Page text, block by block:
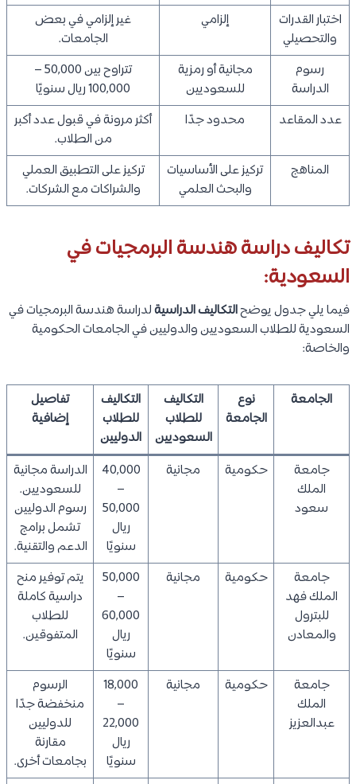
اختبار القدرات
والتحصيلي
إلزامي
غير إلزامي في بعض
الجامعات.
رسوم
الدراسة
مجانية أو رمزية
للسعوديين
تتراوح بين 50,000 –
100,000 ريال سنويًا
عدد المقاعد
محدود جدًا
أكثر مرونة في قبول عدد أكبر
من الطلاب.
المناهج
تركيز على الأساسيات
والبحث العلمي
تركيز على التطبيق العملي
والشراكات مع الشركات.
تكاليف دراسة هندسة البرمجيات في
السعودية:
فيما يلي جدول يوضحالتكاليف الدراسيةلدراسة هندسة البرمجيات في
السعودية للطلاب السعوديين والدوليين في الجامعات الحكومية
والخاصة:
الجامعة
نوع
الجامعة
التكاليف
للطلاب
السعوديين
التكاليف
للطلاب
الدوليين
تفاصيل
إضافية
جامعة
الملك
سعود
حكومية مجانية
40,000
–
50,000
ريال
سنويًا
الدراسة مجانية
للسعوديين.
رسوم الدوليين
تشمل برامج
الدعم والتقنية.
جامعة
الملك فهد
للبترول
والمعادن
حكومية مجانية
50,000
–
60,000
ريال
سنويًا
يتم توفير منح
دراسية كاملة
للطلاب
المتفوقين.
جامعة
الملك
عبدالعزيز
حكومية مجانية
18,000
–
22,000
ريال
سنويًا
الرسوم
منخفضة جدًا
للدوليين
مقارنة
بجامعات أخرى.